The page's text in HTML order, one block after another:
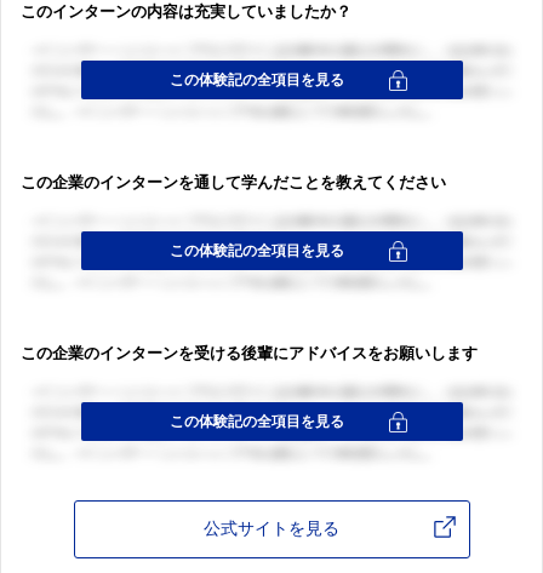
このインターンの内容は充実していましたか？
この企業のインターンを通して学んだことを教えてください
この企業のインターンを受ける後輩にアドバイスをお願いします
公式サイトを見る